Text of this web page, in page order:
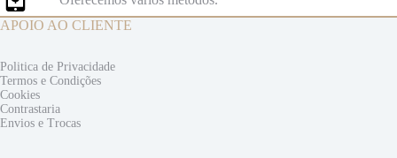
APOIO AO CLIENTE
Politica de Privacidade
Termos e Condições
Cookies
Contrastaria
Envios e Trocas